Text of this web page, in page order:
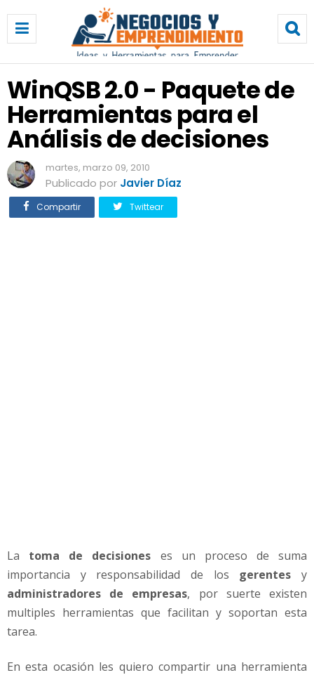
n
Q
B
2
.
0
P
a
q
u
e
A
n
á
s
WinQSB 2.0 - Paquete de
Herramientas para el
Análisis de decisiones
martes, marzo 09, 2010
Publicado por Javier Díaz
Compartir Twittear
La toma de decisiones es un proceso de suma
importancia y responsabilidad de los gerentes y
administradores de empresas, por suerte existen
multiples herramientas que facilitan y soportan esta
tarea.
En esta ocasión les quiero compartir una herramienta